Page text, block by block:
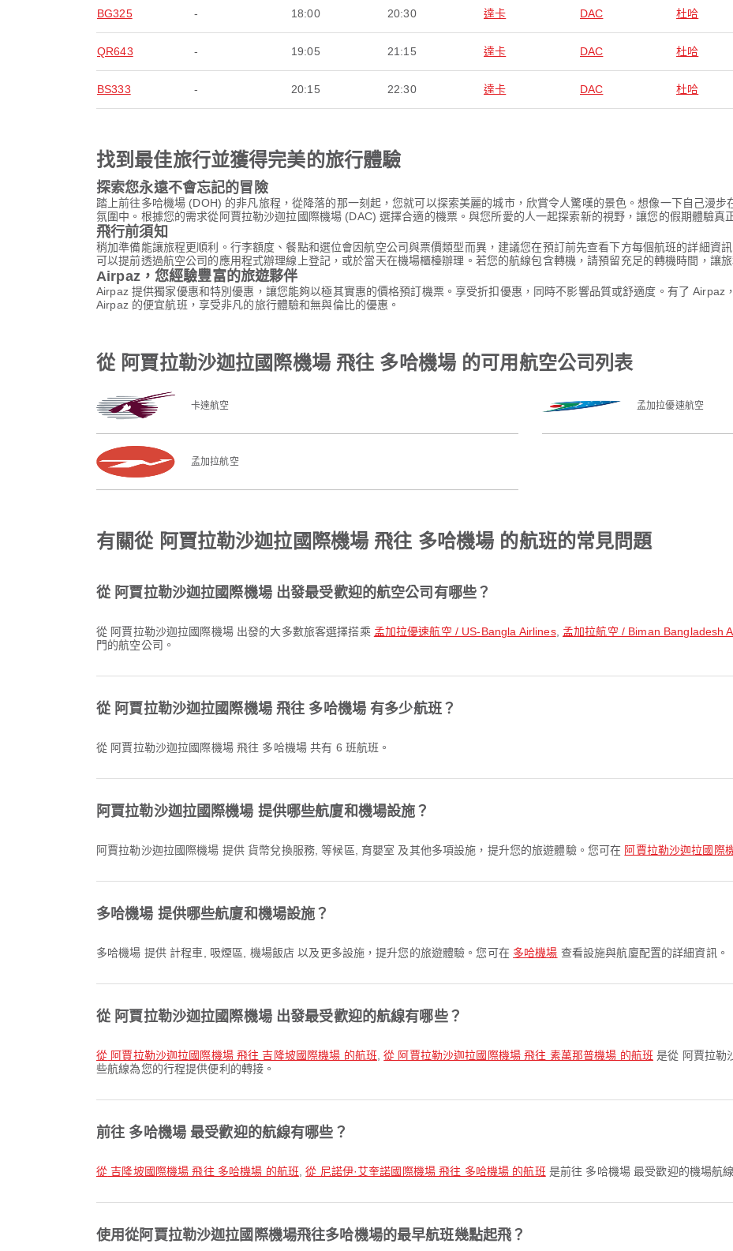
BG325 - 18:00 20:30 達卡 DAC 杜哈
QR643 - 19:05 21:15 達卡 DAC 杜哈
BS333 - 20:15 22:30 達卡 DAC 杜哈
找到最佳旅行並獲得完美的旅行體驗
探索您永遠不會忘記的冒險
踏上前往多哈機場 (DOH) 的非凡旅程，從降落的那一刻起，您就可以探索美麗的城市，欣賞令人驚嘆的景色。想像一下自己漫
氛圍中。根據您的需求從阿賈拉勒沙迦拉國際機場 (DAC) 選擇合適的機票。與您所愛的人一起探索新的視野，讓您的假期體驗真
飛行前須知
稍加準備能讓旅程更順利。行李額度、餐點和選位會因航空公司與票價類型而異，建議您在預訂前先查看下方每個航班的詳細資
可以提前透過航空公司的應用程式辦理線上登記，或於當天在機場櫃檯辦理。若您的航線包含轉機，請預留充足的轉機時間，讓旅
Airpaz，您經驗豐富的旅遊夥伴
Airpaz 提供獨家優惠和特別優惠，讓您能夠以極其實惠的價格預訂機票。享受折扣優惠，同時不影響品質或舒適度。有了 Airpaz
Airpaz 的便宜航班，享受非凡的旅行體驗和無與倫比的優惠。
從 阿賈拉勒沙迦拉國際機場 飛往 多哈機場 的可用航空公司列表
卡達航空 孟加拉優速航空
孟加拉航空
有關從 阿賈拉勒沙迦拉國際機場 飛往 多哈機場 的航班的常見問題
從 阿賈拉勒沙迦拉國際機場 出發最受歡迎的航空公司有哪些？
從 阿賈拉勒沙迦拉國際機場 出發的大多數旅客選擇搭乘 孟加拉優速航空 / US-Bangla Airlines, 孟加拉航空 / Biman Bangladesh
門的航空公司。
從 阿賈拉勒沙迦拉國際機場 飛往 多哈機場 有多少航班？
從 阿賈拉勒沙迦拉國際機場 飛往 多哈機場 共有 6 班航班。
阿賈拉勒沙迦拉國際機場 提供哪些航廈和機場設施？
阿賈拉勒沙迦拉國際機場 提供 貨幣兌換服務, 等候區, 育嬰室 及其他多項設施，提升您的旅遊體驗。您可在 阿賈拉勒沙迦拉國際
多哈機場 提供哪些航廈和機場設施？
多哈機場 提供 計程車, 吸煙區, 機場飯店 以及更多設施，提升您的旅遊體驗。您可在 多哈機場 查看設施與航廈配置的詳細資訊。
從 阿賈拉勒沙迦拉國際機場 出發最受歡迎的航線有哪些？
從 阿賈拉勒沙迦拉國際機場 飛往 吉隆坡國際機場 的航班 ,從 阿賈拉勒沙迦拉國際機場 飛往 素萬那普機場 的航班 是從 阿賈拉勒
些航線為您的行程提供便利的轉接。
前往 多哈機場 最受歡迎的航線有哪些？
從 吉隆坡國際機場 飛往 多哈機場 的航班 ,從 尼諾伊·艾奎諾國際機場 飛往 多哈機場 的航班 是前往 多哈機場 最受歡迎的機場航
使用從阿賈拉勒沙迦拉國際機場飛往多哈機場的最早航班幾點起飛？